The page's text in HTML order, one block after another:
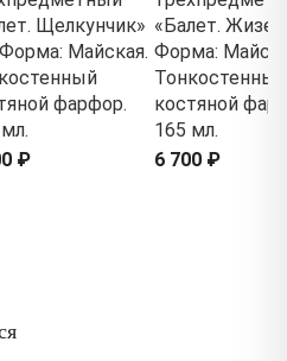
Щелкунчик»
Майская.
фарфор.
₽
«Балет.
Форма:
Тонкостенный
костяной
165 мл.
6 700 ₽